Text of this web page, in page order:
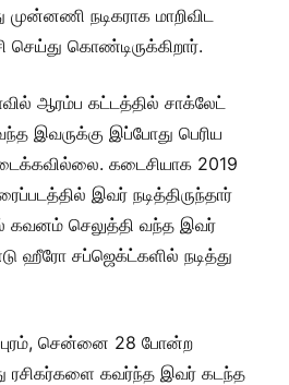
முன்னணி நடிகராக மாறிவிட
செய்து கொண்டிருக்கிறார்.
ஆரம்ப கட்டத்தில் சாக்லேட்
இவருக்கு இப்போது பெரிய
கடைசியாக 2019
இவர் நடித்திருந்தார்
கவனம் செலுத்தி வந்த இவர்
ஹீரோ சப்ஜெக்ட்களில் நடித்து
சென்னை 28 போன்ற
ரசிகர்களை கவர்ந்த இவர் கடந்த